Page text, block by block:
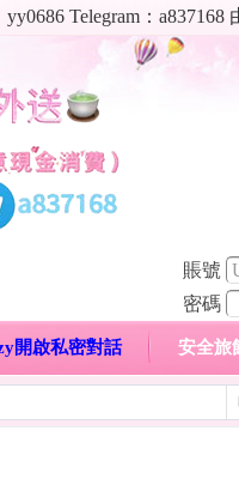
Telegram：
賬號
密碼
開啟私密對話 安全旅